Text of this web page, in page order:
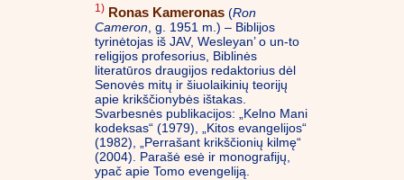
1) Ronas Kameronas (Ron
Cameron, g. 1951 m.) – Biblijos
tyrinėtojas iš JAV, Wesleyan’ o un-to
religijos profesorius, Biblinės
literatūros draugijos redaktorius dėl
Senovės mitų ir šiuolaikinių teorijų
apie krikščionybės ištakas.
Svarbesnės publikacijos: „Kelno Mani
kodeksas“ (1979), „Kitos evangelijos“
(1982), „Perrašant krikščionių kilmę“
(2004). Parašė esė ir monografijų,
ypač apie Tomo evengeliją.